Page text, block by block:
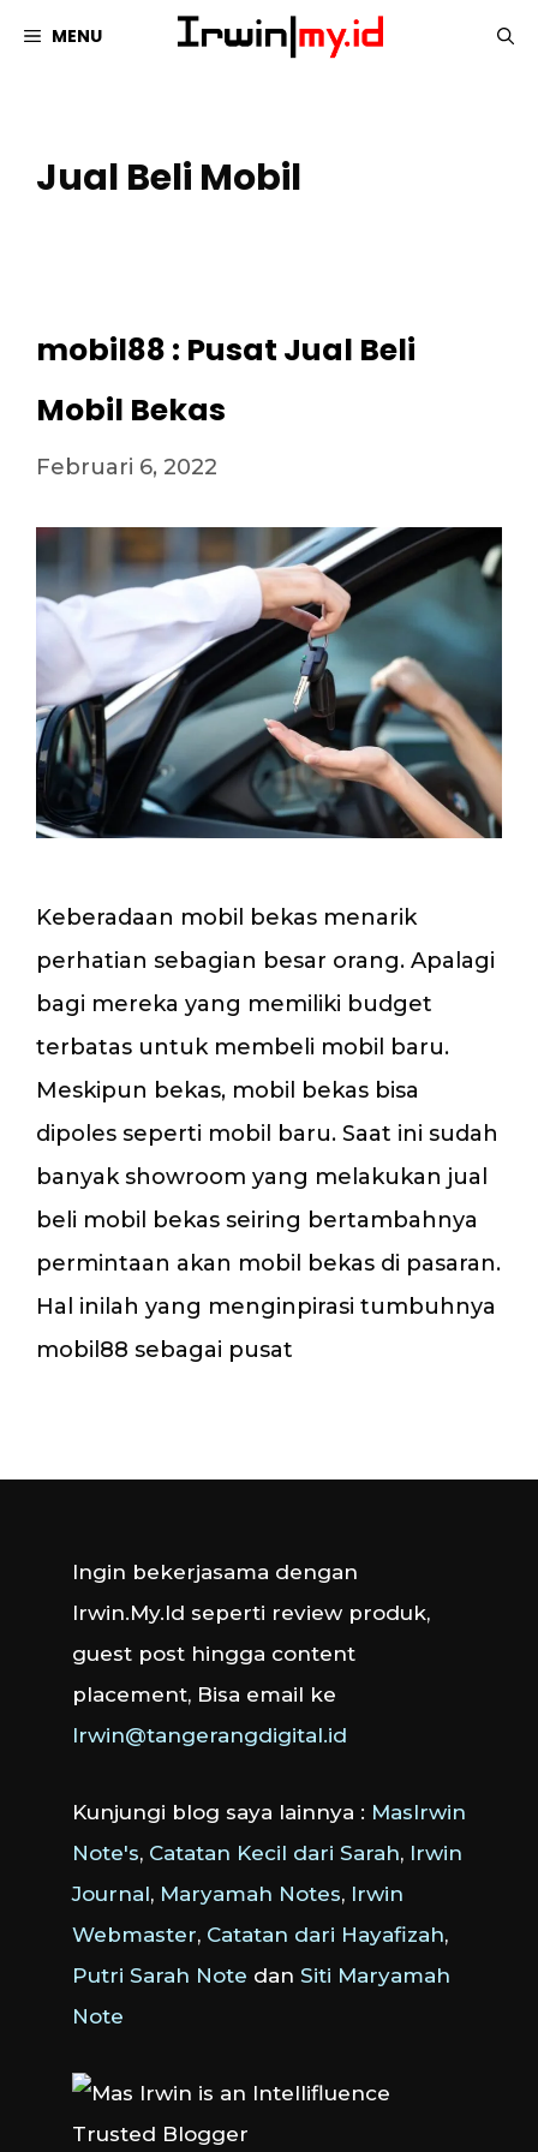
MENU
Jual Beli Mobil
mobil88 : Pusat Jual Beli
Mobil Bekas
Februari 6, 2022
Keberadaan mobil bekas menarik
perhatian sebagian besar orang. Apalagi
bagi mereka yang memiliki budget
terbatas untuk membeli mobil baru.
Meskipun bekas, mobil bekas bisa
dipoles seperti mobil baru. Saat ini sudah
banyak showroom yang melakukan jual
beli mobil bekas seiring bertambahnya
permintaan akan mobil bekas di pasaran.
Hal inilah yang menginpirasi tumbuhnya
mobil88 sebagai pusat
Ingin bekerjasama dengan
Irwin.My.Id seperti review produk,
guest post hingga content
placement, Bisa email ke
Irwin@tangerangdigital.id
Kunjungi blog saya lainnya : MasIrwin
Note's, Catatan Kecil dari Sarah, Irwin
Journal, Maryamah Notes, Irwin
Webmaster, Catatan dari Hayafizah,
Putri Sarah Note dan Siti Maryamah
Note